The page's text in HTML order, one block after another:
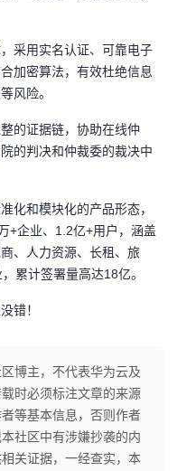
采用实名认证、可靠电子
加密算法，有效杜绝信息
风险。
的证据链，协助在线仲
的判决和仲裁委的裁决中
化和模块化的产品形态，
+企业、1.2亿+用户，涵盖
、人力资源、长租、旅
累计签署量高达18亿。
错！
博主，不代表华为云及
时必须标注文章的来源
等基本信息，否则作者
社区中有涉嫌抄袭的内
关证据，一经查实，本